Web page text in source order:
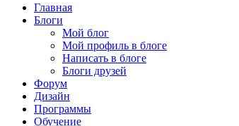
Главная
Блоги
Мой блог
Мой профиль в блоге
Написать в блоге
Блоги друзей
Форум
Дизайн
Программы
Обучение